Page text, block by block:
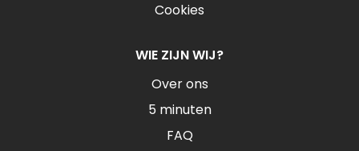
Cookies
WIE ZIJN WIJ?
Over ons
5 minuten
FAQ